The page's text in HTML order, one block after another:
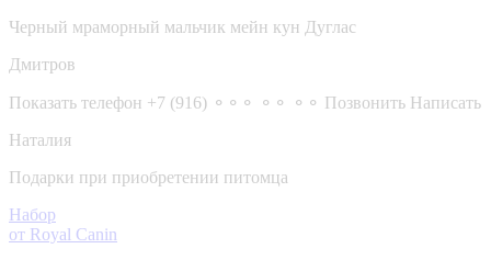
Черный мраморный мальчик мейн кун Дуглас
Дмитров
Показать телефон +7 (916) ⚬⚬⚬ ⚬⚬ ⚬⚬ Позвонить Написать
Наталия
Подарки при приобретении питомца
Набор
от Royal Canin